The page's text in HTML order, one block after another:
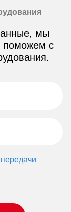
мы
поможем с